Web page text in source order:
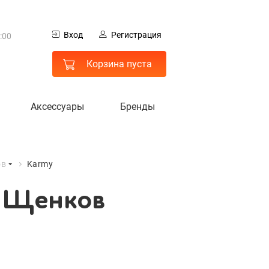
Вход Регистрация
Корзина пуста
Аксессуары Бренды
Karmy
Щенков
Щенков